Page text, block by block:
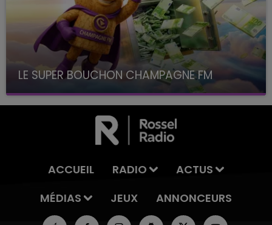
LE SUPER BOUCHON CHAMPAGNE FM
avec La Famille Champagne FM, à 8H10
ACCUEIL RADIO
ACTUS
MÉDIAS
JEUX ANNONCEURS